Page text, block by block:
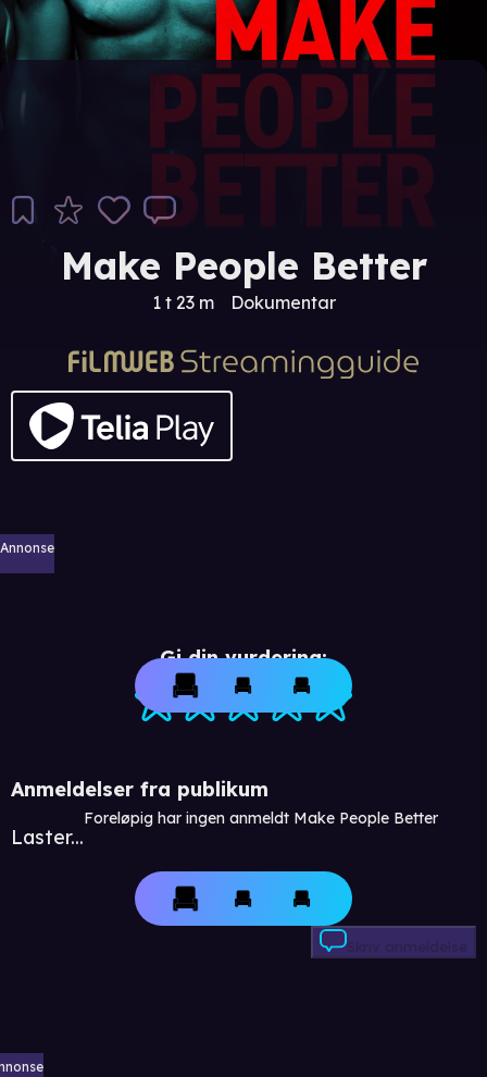
Make People Better
1 t 23 m Dokumentar
Annonse
Gi din vurdering:
Anmeldelser fra publikum
Laster...
Foreløpig har ingen anmeldt Make People Better
Skriv anmeldelse